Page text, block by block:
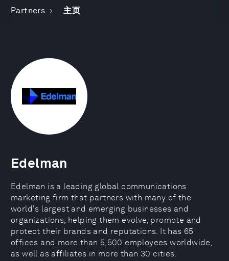
Partners 主页
Edelman
Edelman is a leading global communications
marketing firm that partners with many of the
world's largest and emerging businesses and
organizations, helping them evolve, promote and
protect their brands and reputations. It has 65
offices and more than 5,500 employees worldwide,
as well as affiliates in more than 30 cities.